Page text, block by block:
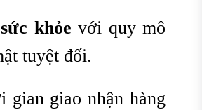
khỏevới quy mô
tuyệt đối.
gian giao nhận hàng